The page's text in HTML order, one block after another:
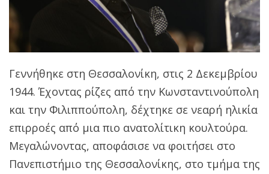
Γεννήθηκε στη Θεσσαλονίκη, στις 2 Δεκεμβρίου
1944. Έχοντας ρίζες από την Κωνσταντινούπολη
και την Φιλιππούπολη, δέχτηκε σε νεαρή ηλικία
επιρροές από μια πιο ανατολίτικη κουλτούρα.
Μεγαλώνοντας, αποφάσισε να φοιτήσει στο
Πανεπιστήμιο της Θεσσαλονίκης, στο τμήμα της